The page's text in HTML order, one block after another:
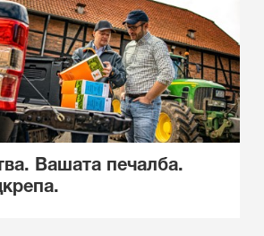
Вашата печалба.